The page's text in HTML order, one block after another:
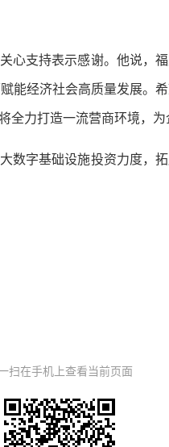
支持表示感谢。他说，
能经济社会高质量发展。
力打造一流营商环境，为
字基础设施投资力度，
扫在手机上查看当前页面